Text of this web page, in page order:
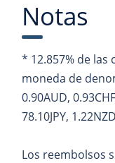
Notas
* 12.857% de las
moneda de
0.90AUD,
78.10JPY,
Los reembolsos